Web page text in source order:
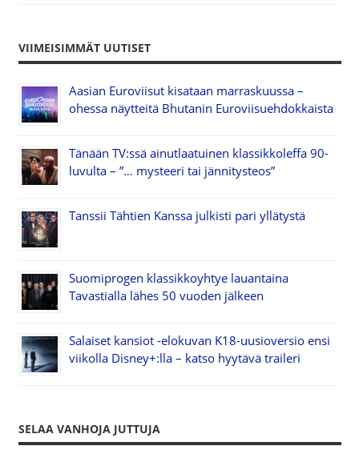
VIIMEISIMMÄT UUTISET
Aasian Euroviisut kisataan marraskuussa –
ohessa näytteitä Bhutanin Euroviisuehdokkaista
Tänään TV:ssä ainutlaatuinen klassikkoleffa 90-
luvulta – ”… mysteeri tai jännitysteos”
Tanssii Tähtien Kanssa julkisti pari yllätystä
Suomiprogen klassikkoyhtye lauantaina
Tavastialla lähes 50 vuoden jälkeen
Salaiset kansiot -elokuvan K18-uusioversio ensi
viikolla Disney+:lla – katso hyytävä traileri
SELAA VANHOJA JUTTUJA